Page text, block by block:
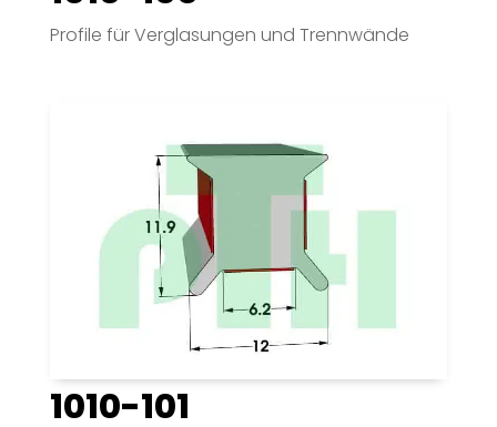
Profile für Verglasungen und Trennwände
1010-101